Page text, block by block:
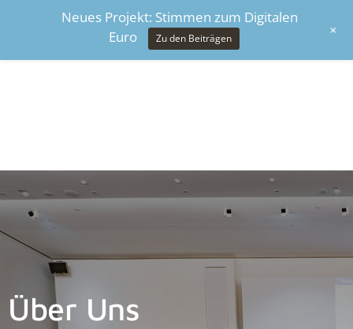
Über Uns
Neues Projekt: Stimmen zum Digitalen
Euro
Zu den Beiträgen +